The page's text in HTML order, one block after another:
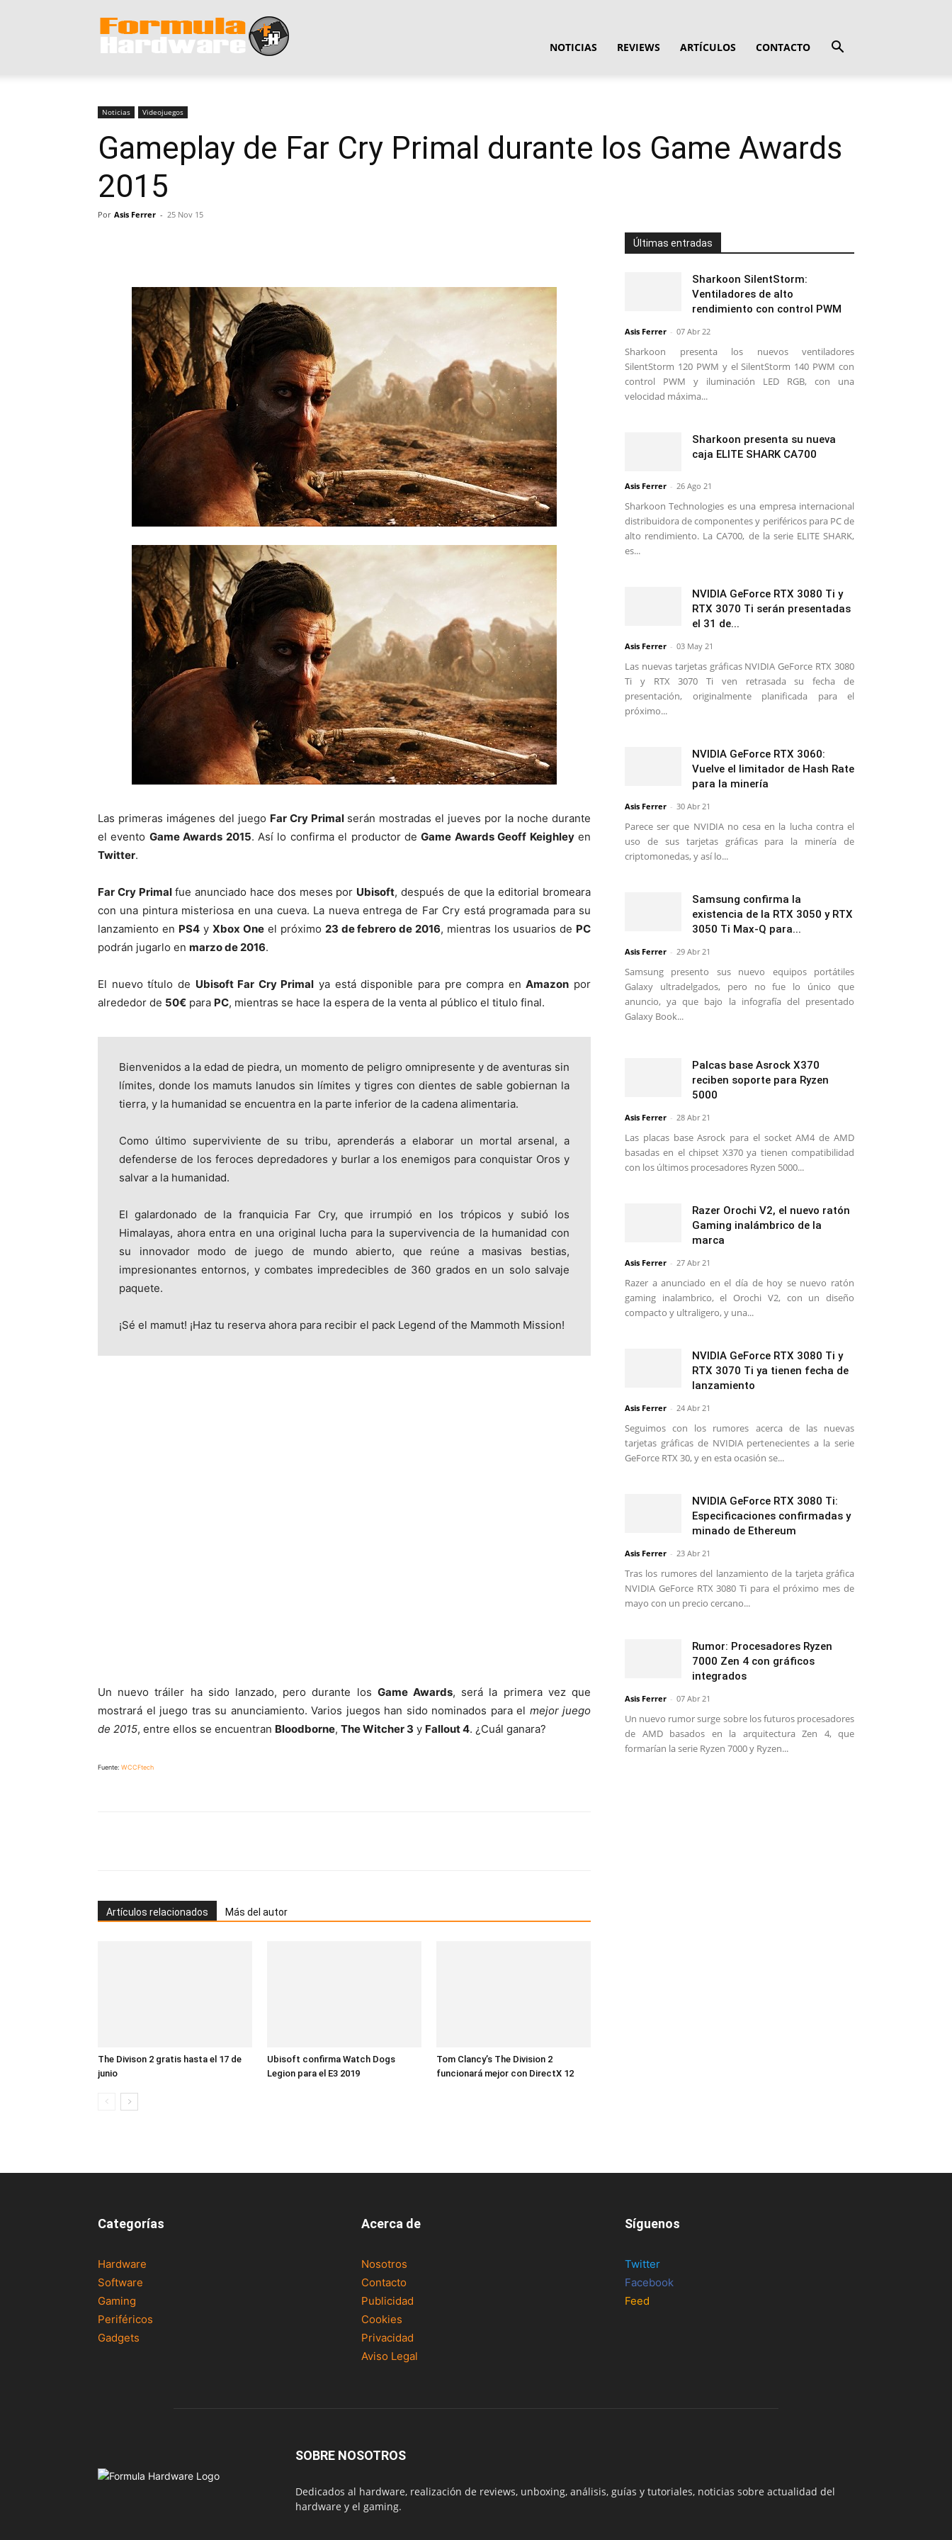
NOTICIAS REVIEWS ARTÍCULOS CONTACTO
Noticias Videojuegos
Gameplay de Far Cry Primal durante los Game Awards
2015
Por Asis Ferrer - 25 Nov 15
Las primeras imágenes del juego Far Cry Primalserán mostradas el jueves por la noche durante
el evento Game Awards 2015. Así lo confirma el productor deGame Awards Geoff Keighleyen
Twitter.
Far Cry Primalfue anunciado hace dos meses por Ubisoft, después de que la editorial bromeara
con una pintura misteriosa en una cueva. La nueva entrega de Far Cry está programada para su
lanzamiento en PS4y Xbox Oneel próximo 23 de febrero de 2016, mientras los usuarios de PC
podrán jugarlo en marzo de 2016.
El nuevo título de Ubisoft Far Cry Primal ya está disponible para pre compra enAmazon por
alrededor de 50€ para PC, mientras se hace la espera de la venta al público el titulo final.
Bienvenidos a la edad de piedra, un momento de peligro omnipresente y de aventuras sin
límites, donde los mamuts lanudos sin límites y tigres con dientes de sable gobiernan la
tierra, y la humanidad se encuentra en la parte inferior de la cadena alimentaria.
Como último superviviente de su tribu, aprenderás a elaborar un mortal arsenal, a
defenderse de los feroces depredadores y burlar a los enemigos para conquistar Oros y
salvar a la humanidad.
El galardonado de la franquicia Far Cry, que irrumpió en los trópicos y subió los
Himalayas, ahora entra en una original lucha para la supervivencia de la humanidad con
su innovador modo de juego de mundo abierto, que reúne a masivas bestias,
impresionantes entornos, y combates impredecibles de 360 grados en un solo salvaje
paquete.
¡Sé el mamut! ¡Haz tu reserva ahora para recibir el pack Legend of the Mammoth Mission!
Un nuevo tráiler ha sido lanzado, pero durante los Game Awards, será la primera vez que
mostrará el juego tras su anunciamiento. Varios juegos han sido nominados para el mejor juego
de 2015, entre ellos se encuentran Bloodborne, The Witcher 3 y Fallout 4. ¿Cuál ganara?
Fuente: WCCFtech
Artículos relacionados Más del autor
The Divison 2 gratis hasta el 17 de
junio
Ubisoft confirma Watch Dogs
Legion para el E3 2019
Tom Clancy’s The Division 2
funcionará mejor con DirectX 12
Últimas entradas
Sharkoon SilentStorm:
Ventiladores de alto
rendimiento con control PWM
Asis Ferrer - 07 Abr 22
Sharkoon presenta los nuevos ventiladores
SilentStorm 120 PWM y el SilentStorm 140 PWM con
control PWM y iluminación LED RGB, con una
velocidad máxima...
Sharkoon presenta su nueva
caja ELITE SHARK CA700
Asis Ferrer - 26 Ago 21
Sharkoon Technologies es una empresa internacional
distribuidora de componentes y periféricos para PC de
alto rendimiento. La CA700, de la serie ELITE SHARK,
es...
NVIDIA GeForce RTX 3080 Ti y
RTX 3070 Ti serán presentadas
el 31 de...
Asis Ferrer - 03 May 21
Las nuevas tarjetas gráficas NVIDIA GeForce RTX 3080
Ti y RTX 3070 Ti ven retrasada su fecha de
presentación, originalmente planificada para el
próximo...
NVIDIA GeForce RTX 3060:
Vuelve el limitador de Hash Rate
para la minería
Asis Ferrer - 30 Abr 21
Parece ser que NVIDIA no cesa en la lucha contra el
uso de sus tarjetas gráficas para la minería de
criptomonedas, y así lo...
Samsung confirma la
existencia de la RTX 3050 y RTX
3050 Ti Max-Q para...
Asis Ferrer - 29 Abr 21
Samsung presento sus nuevo equipos portátiles
Galaxy ultradelgados, pero no fue lo único que
anuncio, ya que bajo la infografía del presentado
Galaxy Book...
Palcas base Asrock X370
reciben soporte para Ryzen
5000
Asis Ferrer - 28 Abr 21
Las placas base Asrock para el socket AM4 de AMD
basadas en el chipset X370 ya tienen compatibilidad
con los últimos procesadores Ryzen 5000...
Razer Orochi V2, el nuevo ratón
Gaming inalámbrico de la
marca
Asis Ferrer - 27 Abr 21
Razer a anunciado en el día de hoy se nuevo ratón
gaming inalambrico, el Orochi V2, con un diseño
compacto y ultraligero, y una...
NVIDIA GeForce RTX 3080 Ti y
RTX 3070 Ti ya tienen fecha de
lanzamiento
Asis Ferrer - 24 Abr 21
Seguimos con los rumores acerca de las nuevas
tarjetas gráficas de NVIDIA pertenecientes a la serie
GeForce RTX 30, y en esta ocasión se...
NVIDIA GeForce RTX 3080 Ti:
Especificaciones confirmadas y
minado de Ethereum
Asis Ferrer - 23 Abr 21
Tras los rumores del lanzamiento de la tarjeta gráfica
NVIDIA GeForce RTX 3080 Ti para el próximo mes de
mayo con un precio cercano...
Rumor: Procesadores Ryzen
7000 Zen 4 con gráficos
integrados
Asis Ferrer - 07 Abr 21
Un nuevo rumor surge sobre los futuros procesadores
de AMD basados en la arquitectura Zen 4, que
formarían la serie Ryzen 7000 y Ryzen...
Categorías
Hardware
Software
Gaming
Periféricos
Gadgets
Acerca de
Nosotros
Contacto
Publicidad
Cookies
Privacidad
Aviso Legal
Síguenos
Twitter
Facebook
Feed
SOBRE NOSOTROS
Dedicados al hardware, realización de reviews, unboxing, análisis, guías y tutoriales, noticias sobre actualidad del
hardware y el gaming.